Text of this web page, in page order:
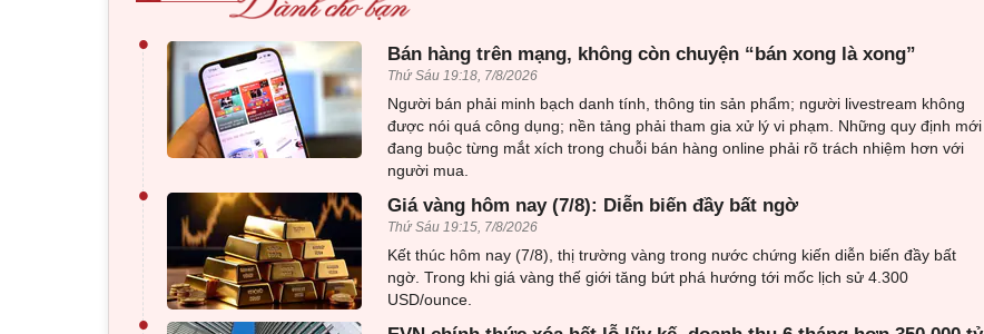
• Bán hàng trên mạng, không còn chuyện “bán xong là xong”
Thứ Sáu 19:18, 7/8/2026
Người bán phải minh bạch danh tính, thông tin sản phẩm; người livestream không
được nói quá công dụng; nền tảng phải tham gia xử lý vi phạm. Những quy định mới
đang buộc từng mắt xích trong chuỗi bán hàng online phải rõ trách nhiệm hơn với
người mua.
• Giá vàng hôm nay (7/8): Diễn biến đầy bất ngờ
Thứ Sáu 19:15, 7/8/2026
Kết thúc hôm nay (7/8), thị trường vàng trong nước chứng kiến diễn biến đầy bất
ngờ. Trong khi giá vàng thế giới tăng bứt phá hướng tới mốc lịch sử 4.300
USD/ounce.
•